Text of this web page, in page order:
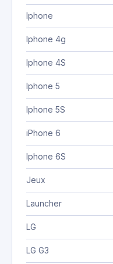
Iphone
Iphone 4g
Iphone 4S
Iphone 5
Iphone 5S
iPhone 6
Iphone 6S
Jeux
Launcher
LG
LG G3